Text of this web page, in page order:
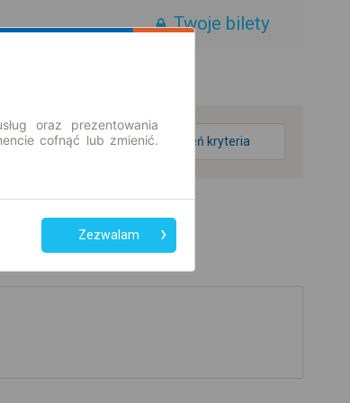
Twoje bilety
zmień kryteria
oraz prezentowania
cofnąć lub zmienić.
Zezwalam